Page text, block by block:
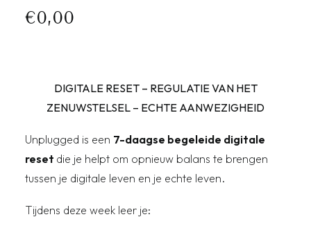
€0,00
DIGITALE RESET – REGULATIE VAN HET
ZENUWSTELSEL – ECHTE AANWEZIGHEID
Unplugged is een 7-daagse begeleide digitale
reset die je helpt om opnieuw balans te brengen
tussen je digitale leven en je echte leven.
Tijdens deze week leer je: